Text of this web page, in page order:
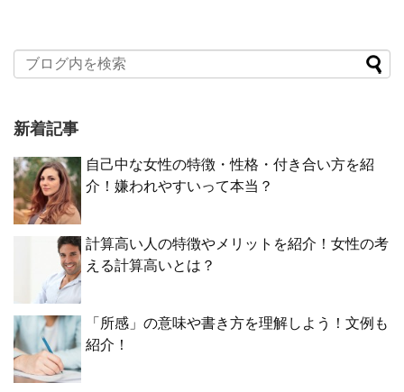
新着記事
自己中な女性の特徴・性格・付き合い方を紹
介！嫌われやすいって本当？
計算高い人の特徴やメリットを紹介！女性の考
える計算高いとは？
「所感」の意味や書き方を理解しよう！文例も
紹介！